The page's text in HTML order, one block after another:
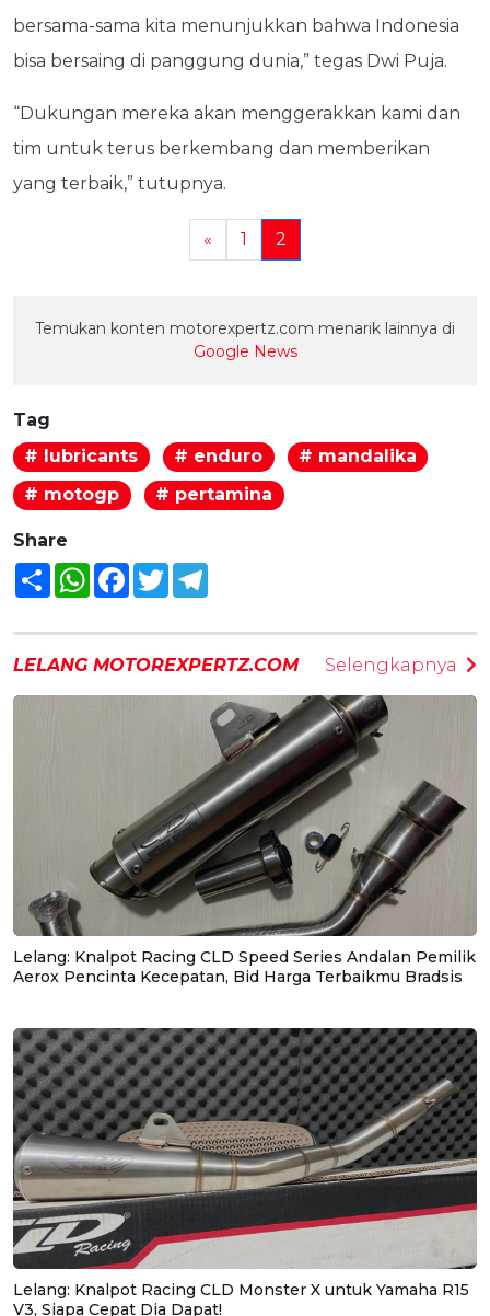
bersama-sama kita menunjukkan bahwa Indonesia
bisa bersaing di panggung dunia,” tegas Dwi Puja.
“Dukungan mereka akan menggerakkan kami dan
tim untuk terus berkembang dan memberikan
yang terbaik,” tutupnya.
« 1 2
Temukan konten motorexpertz.com menarik lainnya di
Google News
Tag
# lubricants
# enduro
# mandalika
# motogp
# pertamina
Share
Share WhatsAppFacebook
Twitter
LELANG MOTOREXPERTZ.COM Selengkapnya
Lelang: Knalpot Racing CLD Speed Series Andalan Pemilik
Aerox Pencinta Kecepatan, Bid Harga Terbaikmu Bradsis
Lelang: Knalpot Racing CLD Monster X untuk Yamaha R15
V3, Siapa Cepat Dia Dapat!